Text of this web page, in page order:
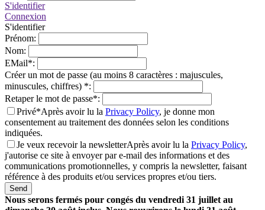
S'identifier
Connexion
S'identifier
Prénom:
Nom:
EMail*:
Créer un mot de passe (au moins 8 caractères : majuscules,
minuscules, chiffres) *:
Retaper le mot de passe*:
Privé*Après avoir lu la Privacy Policy, je donne mon
consentement au traitement des données selon les conditions
indiquées.
Je veux recevoir la newsletterAprès avoir lu la Privacy Policy,
j'autorise ce site à envoyer par e-mail des informations et des
communications promotionnelles, y compris la newsletter, faisant
référence à des produits et/ou services propres et/ou tiers.
Send
Nous serons fermés pour congés du vendredi 31 juillet au